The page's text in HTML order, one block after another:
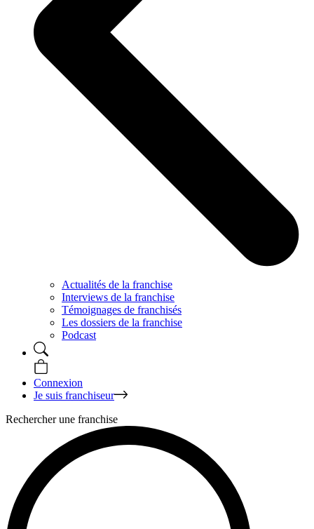
Actualités de la franchise
Interviews de la franchise
Témoignages de franchisés
Les dossiers de la franchise
Podcast
Connexion
Je suis franchiseur
Rechercher une franchise